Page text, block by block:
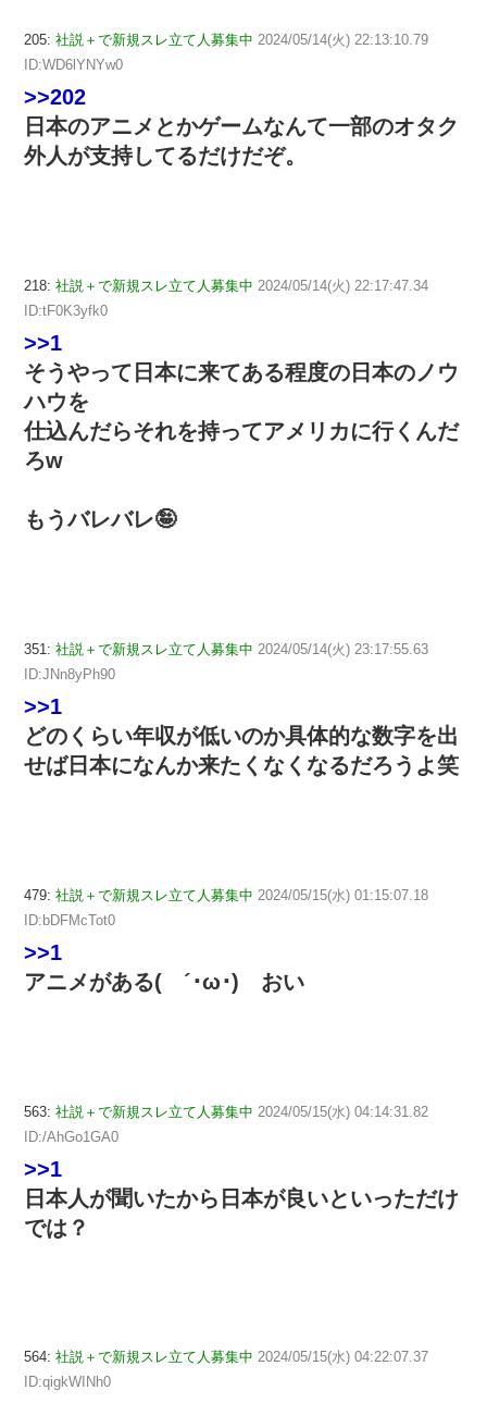
205: 社説＋で新規スレ立て人募集中 2024/05/14(火) 22:13:10.79
ID:WD6lYNYw0
>>202
日本のアニメとかゲームなんて一部のオタク
外人が支持してるだけだぞ。
218: 社説＋で新規スレ立て人募集中 2024/05/14(火) 22:17:47.34
ID:tF0K3yfk0
>>1
そうやって日本に来てある程度の日本のノウ
ハウを
仕込んだらそれを持ってアメリカに行くんだ
ろw
もうバレバレ🤪
351: 社説＋で新規スレ立て人募集中 2024/05/14(火) 23:17:55.63
ID:JNn8yPh90
>>1
どのくらい年収が低いのか具体的な数字を出
せば日本になんか来たくなくなるだろうよ笑
479: 社説＋で新規スレ立て人募集中 2024/05/15(水) 01:15:07.18
ID:bDFMcTot0
>>1
アニメがある( ´･ω･) おい
563: 社説＋で新規スレ立て人募集中 2024/05/15(水) 04:14:31.82
ID:/AhGo1GA0
>>1
日本人が聞いたから日本が良いといっただけ
では？
564: 社説＋で新規スレ立て人募集中 2024/05/15(水) 04:22:07.37
ID:qigkWINh0